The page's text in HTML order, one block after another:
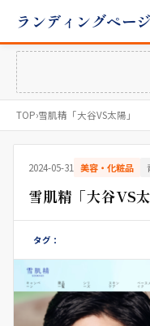
ランディングペー
TOP›雪肌精「大谷VS太陽」
2024-05-31 美容・化粧品
雪肌精「大谷VS太
タグ：